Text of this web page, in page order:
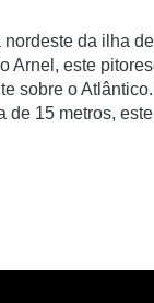
nordeste da ilha
Arnel, este
sobre o
de 15 metros,